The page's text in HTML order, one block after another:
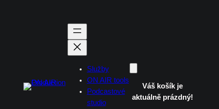
Služby
ON AIR tools
Podcastové
studio
Váš košík je
aktuálně prázdný!